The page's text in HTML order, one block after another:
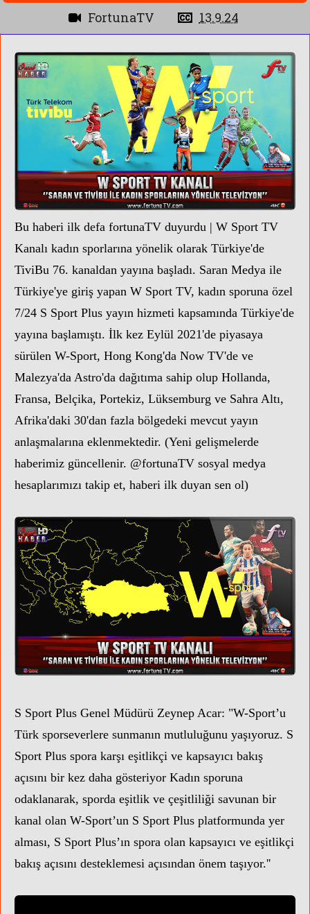
FortunaTV 13.9.24
Bu haberi ilk defa fortunaTV duyurdu | W Sport TV
Kanalı kadın sporlarına yönelik olarak Türkiye'de
TiviBu 76. kanaldan yayına başladı. Saran Medya ile
Türkiye'ye giriş yapan W Sport TV, kadın sporuna özel
7/24 S Sport Plus yayın hizmeti kapsamında Türkiye'de
yayına başlamıştı. İlk kez Eylül 2021'de piyasaya
sürülen W-Sport, Hong Kong'da Now TV'de ve
Malezya'da Astro'da dağıtıma sahip olup Hollanda,
Fransa, Belçika, Portekiz, Lüksemburg ve Sahra Altı,
Afrika'daki 30'dan fazla bölgedeki mevcut yayın
anlaşmalarına eklenmektedir. (Yeni gelişmelerde
haberimiz güncellenir. @fortunaTV sosyal medya
hesaplarımızı takip et, haberi ilk duyan sen ol)
S Sport Plus Genel Müdürü Zeynep Acar: "W-Sport’u
Türk sporseverlere sunmanın mutluluğunu yaşıyoruz. S
Sport Plus spora karşı eşitlikçi ve kapsayıcı bakış
açısını bir kez daha gösteriyor Kadın sporuna
odaklanarak, sporda eşitlik ve çeşitliliği savunan bir
kanal olan W-Sport’un S Sport Plus platformunda yer
alması, S Sport Plus’ın spora olan kapsayıcı ve eşitlikçi
bakış açısını desteklemesi açısından önem taşıyor.''